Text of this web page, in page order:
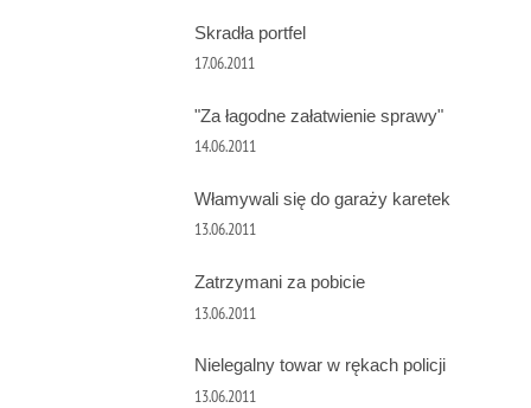
Skradła portfel
17.06.2011
"Za łagodne załatwienie sprawy"
14.06.2011
Włamywali się do garaży karetek
13.06.2011
Zatrzymani za pobicie
13.06.2011
Nielegalny towar w rękach policji
13.06.2011